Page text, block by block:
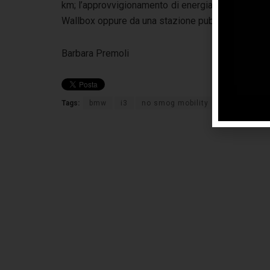
km; l’approvvigionamento di energia viene
Wallbox oppure da una stazione pubblica di carica.
Barbara Premoli
Tags: bmw i3 no smog mobility